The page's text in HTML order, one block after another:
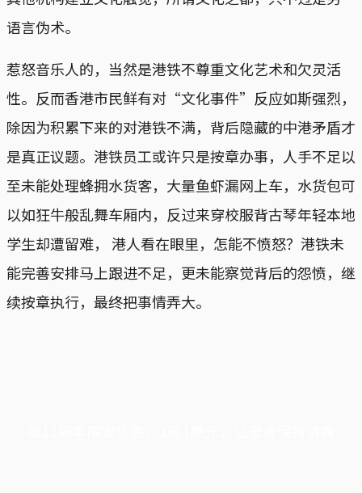
语言伪术。
惹怒音乐人的，当然是港铁不尊重文化艺术和欠灵活
性。反而香港市民鲜有对“文化事件”反应如斯强烈，
除因为积累下来的对港铁不满，背后隐藏的中港矛盾才
是真正议题。港铁员工或许只是按章办事，人手不足以
至未能处理蜂拥水货客，大量鱼虾漏网上车，水货包可
以如狂牛般乱舞车厢内，反过来穿校服背古琴年轻本地
学生却遭留难， 港人看在眼里，怎能不愤怒？港铁未
能完善安排马上跟进不足，更未能察觉背后的怨愤，继
续按章执行，最终把事情弄大。